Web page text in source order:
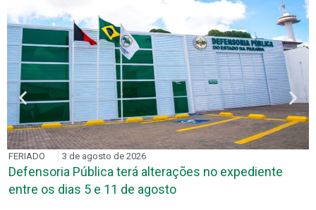
FERIADO 3 de agosto de 2026
Defensoria Pública terá alterações no expediente
entre os dias 5 e 11 de agosto